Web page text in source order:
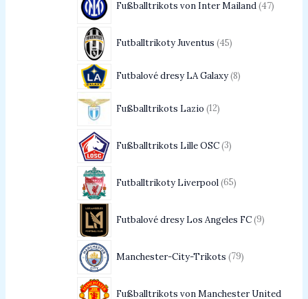
Fußballtrikots von Inter Mailand 47
Futballtrikoty Juventus 45
Futbalové dresy LA Galaxy 8
Fußballtrikots Lazio 12
Fußballtrikots Lille OSC 3
Futballtrikoty Liverpool 65
Futbalové dresy Los Angeles FC 9
Manchester-City-Trikots 79
Fußballtrikots von Manchester United